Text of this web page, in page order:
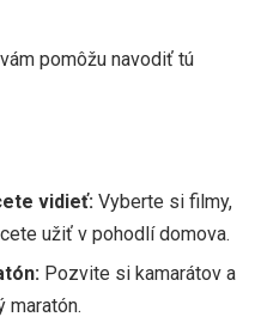
pomôžu navodiť tú
vidieť: Vyberte si filmy,
užiť v pohodlí domova.
Pozvite si kamarátov a
maratón.